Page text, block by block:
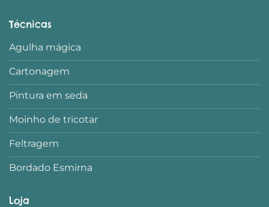
Técnicas
Agulha mágica
Cartonagem
Pintura em seda
Moinho de tricotar
Feltragem
Bordado Esmirna
Loja